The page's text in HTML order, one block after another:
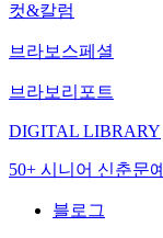
컷&칼럼
브라보스페셜
브라보리포트
DIGITAL LIBRARY
50+ 시니어 신춘문예
블로그